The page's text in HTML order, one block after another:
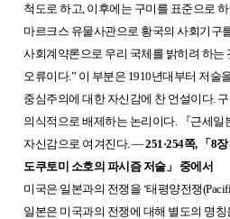
척도로 하고, 이후에는 구미를 표준으로
마르크스 유물사관으로 황국의 사회기구
사회계약론으로 우리 국체를 밝히려 하는
오류이다.” 이 부분은 1910년대부터 저술
중심주의에 대한 자신감에 찬 언설이다.
의식적으로 배제하는 논리이다.
『근세일
자신감으로 여겨진다. ―251·254쪽, 「 8
도쿠토미 소호의 파시즘 저술」
중에서
미국은 일본과의 전쟁을 ‘태평양전쟁
일본은 미국과의 전쟁에 대해 별도의 명